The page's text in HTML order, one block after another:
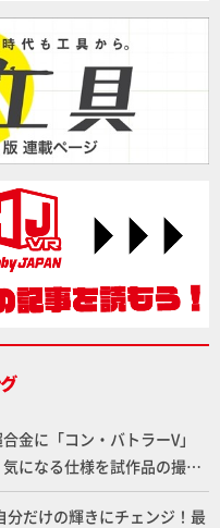
金に「コン・バトラーV」
になる仕様を試作品の撮り
大鉄人17」＆「ワンエイ
！【超合金の魂】
分だけの輝きにチェンジ！最